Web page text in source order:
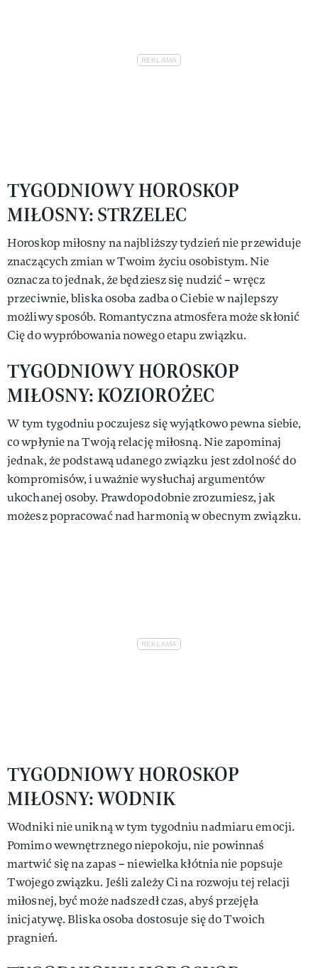
TYGODNIOWY HOROSKOP
MIŁOSNY: STRZELEC
Horoskop miłosny na najbliższy tydzień nie przewiduje
znaczących zmian w Twoim życiu osobistym. Nie
oznacza to jednak, że będziesz się nudzić – wręcz
przeciwnie, bliska osoba zadba o Ciebie w najlepszy
możliwy sposób. Romantyczna atmosfera może skłonić
Cię do wypróbowania nowego etapu związku.
TYGODNIOWY HOROSKOP
MIŁOSNY: KOZIOROŻEC
W tym tygodniu poczujesz się wyjątkowo pewna siebie,
co wpłynie na Twoją relację miłosną. Nie zapominaj
jednak, że podstawą udanego związku jest zdolność do
kompromisów, i uważnie wysłuchaj argumentów
ukochanej osoby. Prawdopodobnie zrozumiesz, jak
możesz popracować nad harmonią w obecnym związku.
TYGODNIOWY HOROSKOP
MIŁOSNY: WODNIK
Wodniki nie unikną w tym tygodniu nadmiaru emocji.
Pomimo wewnętrznego niepokoju, nie powinnaś
martwić się na zapas – niewielka kłótnia nie popsuje
Twojego związku. Jeśli zależy Ci na rozwoju tej relacji
miłosnej, być może nadszedł czas, abyś przejęła
inicjatywę. Bliska osoba dostosuje się do Twoich
pragnień.